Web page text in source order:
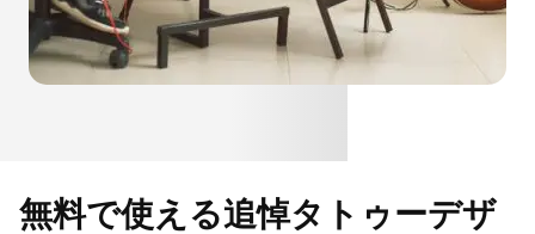
無料で使える追悼タトゥーデザ